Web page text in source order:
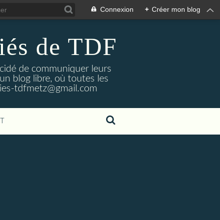
Connexion + Créer mon blog
de TDF
de communiquer leurs
blog libre, où toutes les
tdfmetz@gmail.com